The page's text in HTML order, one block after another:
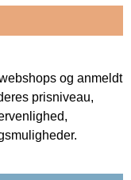
og anmeldt
prisniveau,